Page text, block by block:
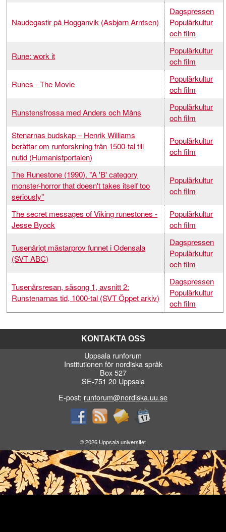
Naudegastir på Hogganvik (Asbjørn Arntsen)
Dagspressen
Populärkultur
och film
Rune: work it
Populärkultur
och film
Runes - The Movie
Populärkultur
och film
Runstensfrossa med Anders och Måns
Populärkultur
och film
Stenarnas budskap – Henrik Williams
berättar om runforskning från 1500-tal till
nutid (Humanistportalen)
Populärkultur
och film
The Runestone (1990). "A 'B' category
monster-horror that doesn't takes itself too
seriously"
Populärkultur
och film
The secret messages of Viking runestones -
Jesse Byock
Populärkultur
och film
Tusenårigt mästarprov funnet i Odensala
(SVT ABC)
Dagspressen
Populärkultur
och film
Tusenårsresan, säsong 1, avsnitt 2:
Runstenarnas tid, 1000-tal (SVT Öppet arkiv)
Dagspressen
Populärkultur
och film
KONTAKTA OSS
Uppsala runforum
Institutionen för nordiska språk
Box 527
SE-751 20 Uppsala
E-post: runforum@nordiska.uu.se
© 2026 Uppsala universitet